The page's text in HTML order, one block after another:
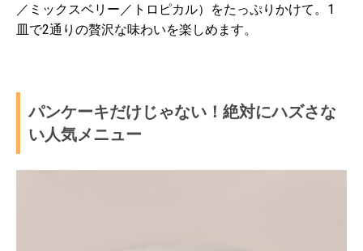
／ミックスベリー／トロピカル）をたっぷりかけて。1
皿で2通りの贅沢な味わいを楽しめます。
パンケーキだけじゃない！絶対にハズさな
い人気メニュー